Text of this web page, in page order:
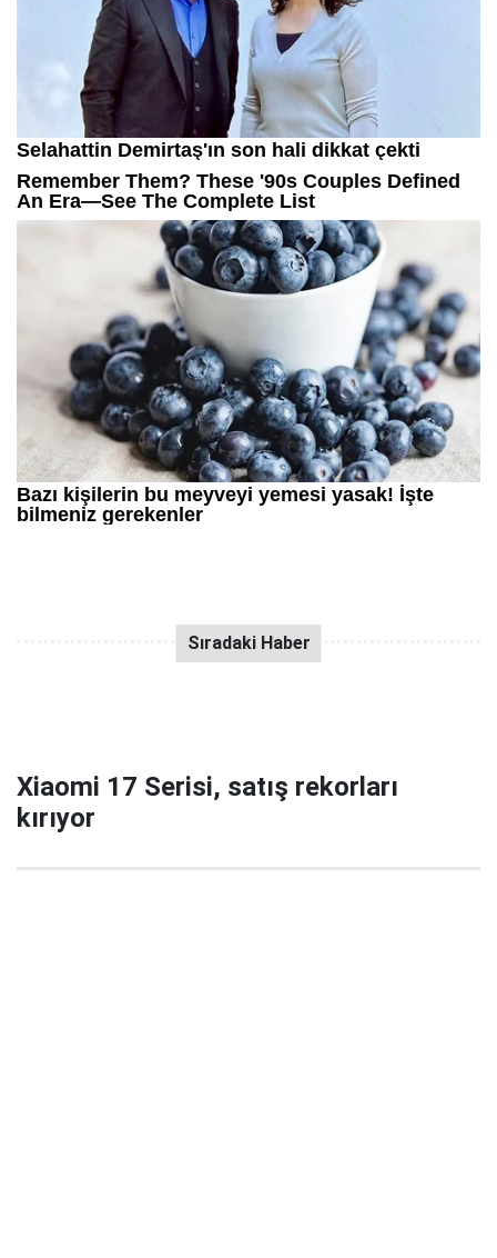
Xiaomi 17 Serisi, satış rekorları
kırıyor